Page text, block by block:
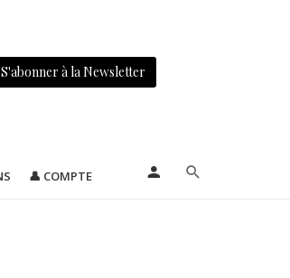
S'abonner à la Newsletter
👤 COMPTE